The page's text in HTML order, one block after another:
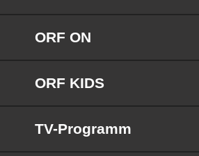
ORF ON
ORF KIDS
TV-Programm